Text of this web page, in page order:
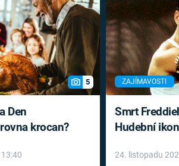
5
Den
krocan?
ZAJÍMAVOSTI
Smrt
Hudební
léky
24. listopadu